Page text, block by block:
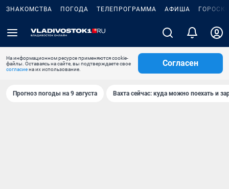
ЗНАКОМСТВА ПОГОДА ТЕЛЕПРОГРАММА АФИША
На информационном ресурсе применяются cookie-
файлы. Оставаясь на сайте, вы подтверждаете свое
согласиена их использование.
Согласен
Прогноз погоды на 9 августа Вахта сейчас: куда можно поехать и